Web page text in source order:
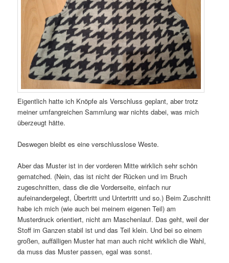
Eigentlich hatte ich Knöpfe als Verschluss geplant, aber trotz
meiner umfangreichen Sammlung war nichts dabei, was mich
überzeugt hätte.
Deswegen bleibt es eine verschlusslose Weste.
Aber das Muster ist in der vorderen Mitte wirklich sehr schön
gematched. (Nein, das ist nicht der Rücken und im Bruch
zugeschnitten, dass die die Vorderseite, einfach nur
aufeinandergelegt, Übertritt und Untertritt und so.) Beim Zuschnitt
habe ich mich (wie auch bei meinem eigenen Teil) am
Musterdruck orientiert, nicht am Maschenlauf. Das geht, weil der
Stoff im Ganzen stabil ist und das Teil klein. Und bei so einem
großen, auffälligen Muster hat man auch nicht wirklich die Wahl,
da muss das Muster passen, egal was sonst.